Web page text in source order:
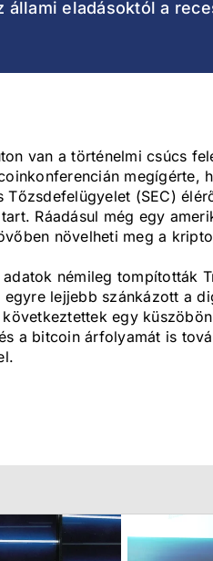
állami eladásoktól a
van a történelmi csúcs
megígérte,
(SEC)
Ráadásul még egy
növelheti meg a
némileg tompították
lejjebb szánkázott a
egy
a bitcoin árfolyamát is